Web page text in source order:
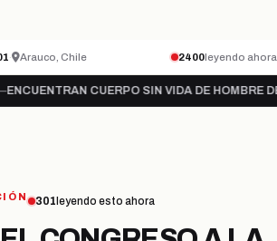
· Arauco, Chile 2400leyendo ahora
CUERPO SIN VIDA DE HOMBRE
301 leyendo esto ahora